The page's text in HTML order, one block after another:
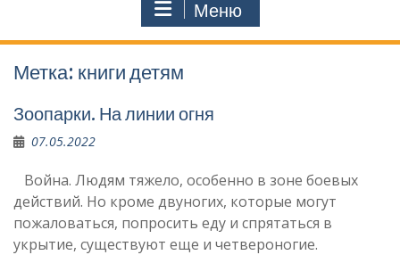
Меню
Метка: книги детям
Зоопарки. На линии огня
07.05.2022
Война. Людям тяжело, особенно в зоне боевых
действий. Но кроме двуногих, которые могут
пожаловаться, попросить еду и спрятаться в
укрытие, существуют еще и четвероногие.